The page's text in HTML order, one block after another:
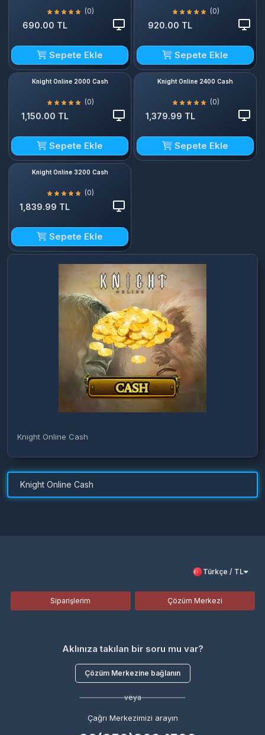
(0)
690.00 TL
Sepete Ekle
(0)
920.00 TL
Sepete Ekle
Knight Online 2000 Cash
(0)
1,150.00 TL
Sepete Ekle
Knight Online 2400 Cash
(0)
1,379.99 TL
Sepete Ekle
Knight Online 3200 Cash
(0)
1,839.99 TL
Sepete Ekle
Knight Online Cash
Knight Online Cash
Türkçe / TL
Siparişlerim Çözüm Merkezi
Aklınıza takılan bir soru mu var?
Çözüm Merkezine bağlanın
veya
Çağrı Merkezimizi arayın